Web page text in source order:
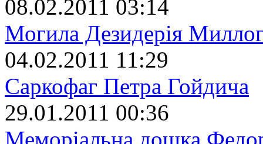
08.02.2011 03:14
Могила Дезидерія
04.02.2011 11:29
Саркофаг Петра Гойдича
29.01.2011 00:36
Меморіальна дошка